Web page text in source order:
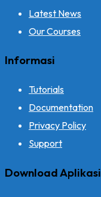
Latest News
Our Courses
Informasi
Tutorials
Documentation
Privacy Policy
Support
Download Aplikasi